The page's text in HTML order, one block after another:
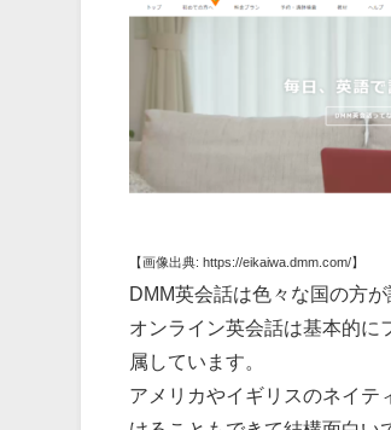
【画像出典: https://eikaiwa.dmm.com/】
DMM英会話は色々な国の方
オンライン英会話は基本的に
属しています。
アメリカやイギリスのネイテ